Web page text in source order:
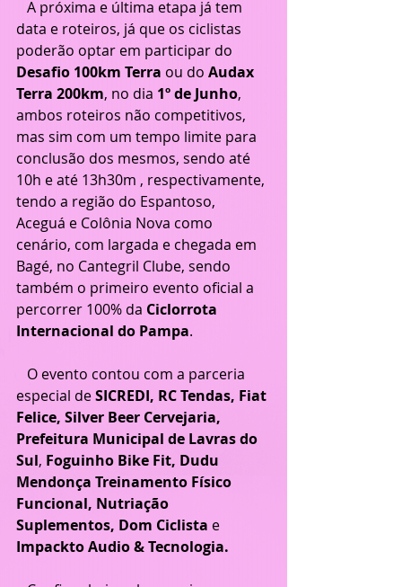
data e roteiros, já que os ciclistas
poderão optar em participar do
Desafio 100km Terra ou do Audax
Terra 200km, no dia 1º de Junho,
ambos roteiros não competitivos,
mas sim com um tempo limite para
conclusão dos mesmos, sendo até
10h e até 13h30m , respectivamente,
tendo a região do Espantoso,
Aceguá e Colônia Nova como
cenário, com largada e chegada em
Bagé, no Cantegril Clube, sendo
também o primeiro evento oficial a
percorrer 100% da Ciclorrota
Internacional do Pampa.
especial de SICREDI, RC Tendas, Fiat
Felice, Silver Beer Cervejaria,
Prefeitura Municipal de Lavras do
Sul, Foguinho Bike Fit, Dudu
Mendonça Treinamento Físico
Funcional, Nutriação
Suplementos, Dom Ciclista e
Impackto Audio & Tecnologia.